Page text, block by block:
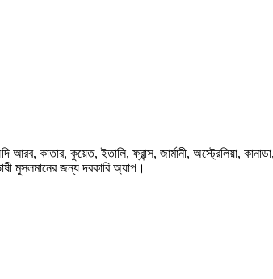
কাতার, কুয়েত, ইতালি, ফ্রান্স, জার্মানী, অস্ট্রেলিয়া, কানাডা,
মুসলমানের জন্য দরকারি অ্যাপ।